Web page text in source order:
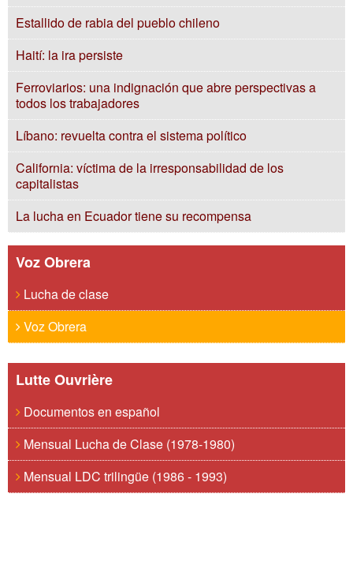
Estallido de rabia del pueblo chileno
Haití: la ira persiste
Ferroviarios: una indignación que abre perspectivas a
todos los trabajadores
Líbano: revuelta contra el sistema político
California: víctima de la irresponsabilidad de los
capitalistas
La lucha en Ecuador tiene su recompensa
Voz Obrera
Lucha de clase
Voz Obrera
Lutte Ouvrière
Documentos en español
Mensual Lucha de Clase (1978-1980)
Mensual LDC trilingüe (1986 - 1993)